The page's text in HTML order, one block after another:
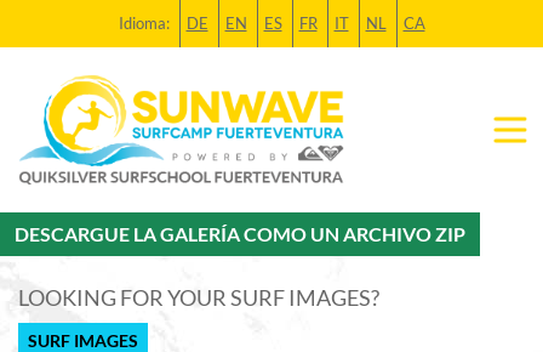
Idioma: DE EN ES FR IT NL CA
DESCARGUE LA GALERÍA COMO UN ARCHIVO ZIP
LOOKING FOR YOUR SURF IMAGES?
SURF IMAGES